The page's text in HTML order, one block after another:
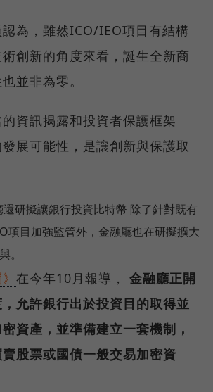
為，雖然ICO/IEO項目有結構
創新的角度來看，誕生全新商
並非為零。
資訊揭露和投資者保護框架
展可能性，是讓創新與保護取
研擬讓銀行投資比特幣 除了針對既有
項目加強監管外，金融廳也在研擬擴大
。
在今年10月報導， 金融廳正開
允許銀行出於投資目的取得並
資產，並準備建立一套機制，
股票或國債一般交易加密資